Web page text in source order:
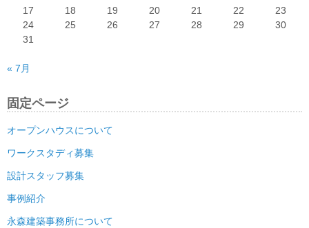
17
18 19 20 21 22
23
24
25 26 27 28 29
30
31
« 7月
固定ページ
オープンハウスについて
ワークスタディ募集
設計スタッフ募集
事例紹介
永森建築事務所について